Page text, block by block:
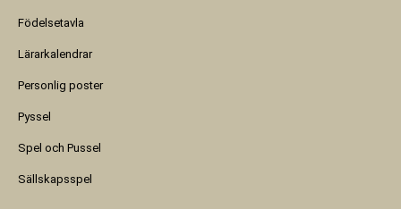
Födelsetavla
Lärarkalendrar
Personlig poster
Pyssel
Spel och Pussel
Sällskapsspel